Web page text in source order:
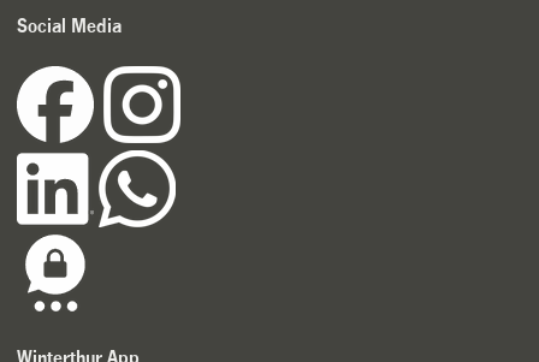
Social Media